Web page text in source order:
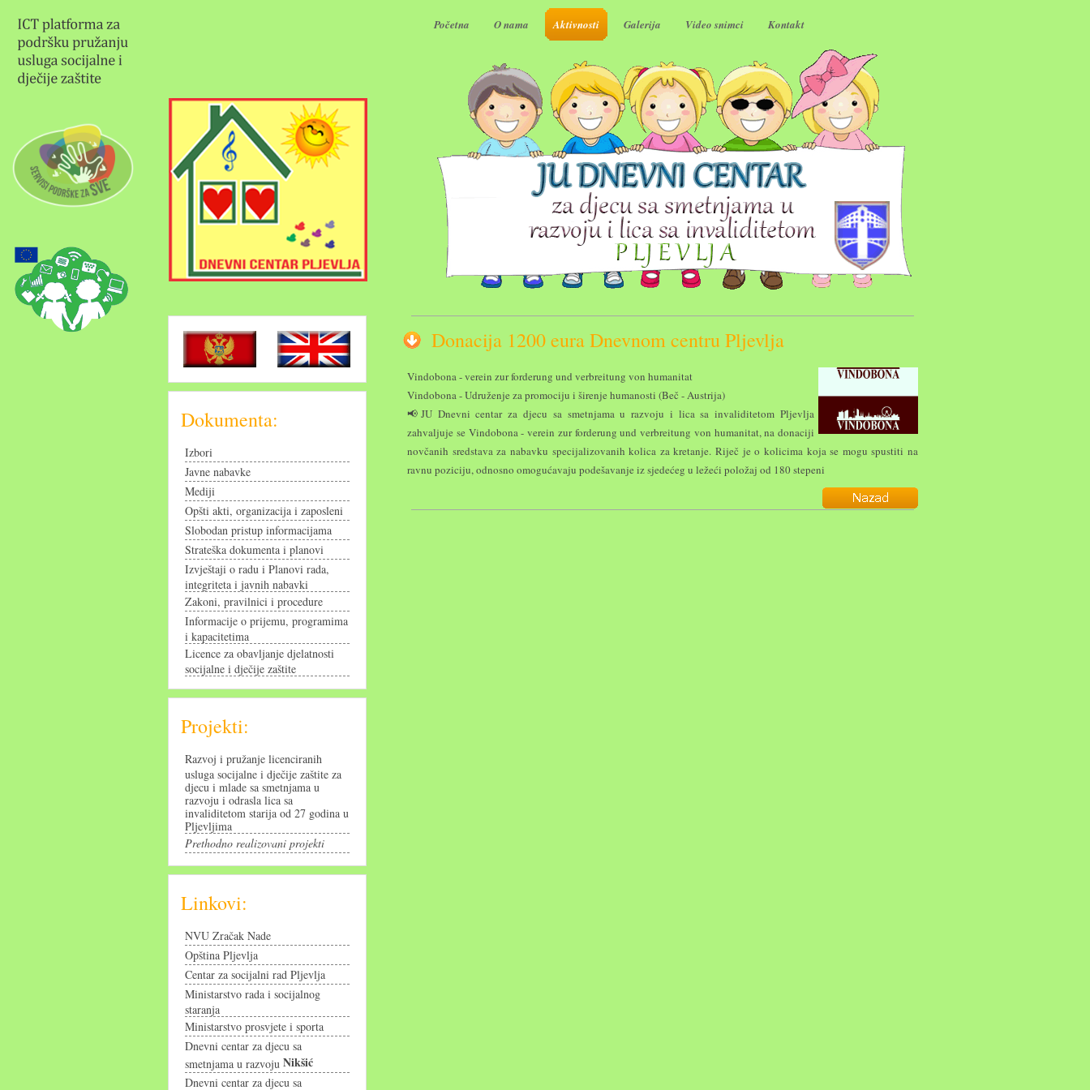
Početna O nama Aktivnosti Galerija Video snimci Kontakt
Donacija 1200 eura Dnevnom centru Pljevlja
Vindobona - verein zur forderung und verbreitung von humanitat
Vindobona - Udruženje za promociju i širenje humanosti (Beč - Austrija)
📢JU Dnevni centar za djecu sa smetnjama u razvoju i lica sa invaliditetom Pljevlja
zahvaljuje se Vindobona - verein zur forderung und verbreitung von humanitat, na donaciji
novčanih sredstava za nabavku specijalizovanih kolica za kretanje. Riječ je o kolicima koja se mogu spustiti na
ravnu poziciju, odnosno omogućavaju podešavanje iz sjedećeg u ležeći položaj od 180 stepeni
Dokumenta:
Izbori
Javne nabavke
Mediji
Opšti akti, organizacija i zaposleni
Slobodan pristup informacijama
Strateška dokumenta i planovi
Izvještaji o radu i Planovi rada,
integriteta i javnih nabavki
Zakoni, pravilnici i procedure
Informacije o prijemu, programima
i kapacitetima
Licence za obavljanje djelatnosti
socijalne i dječije zaštite
Projekti:
Razvoj i pružanje licenciranih
usluga socijalne i dječije zaštite za
djecu i mlade sa smetnjama u
razvoju i odrasla lica sa
invaliditetom starija od 27 godina u
Pljevljima
Prethodno realizovani projekti
Linkovi:
NVU Zračak Nade
Opština Pljevlja
Centar za socijalni rad Pljevlja
Ministarstvo rada i socijalnog
staranja
Ministarstvo prosvjete i sporta
Dnevni centar za djecu sa
smetnjama u razvoju Nikšić
Dnevni centar za djecu sa